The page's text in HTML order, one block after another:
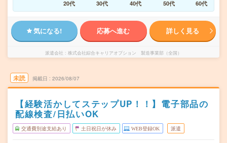
20代 30代 40代 50代 60代
気になる! 応募へ進む 詳しく見る
派遣会社 株式会社綜合キャリアオプション 製造事業部（全国）
未読 掲載日 2026/08/07
【経験活かしてステップUP！！】電子部品の
配線検査/日払いOK
交通費別途支給あり 土日祝日が休み WEB登録OK 派遣